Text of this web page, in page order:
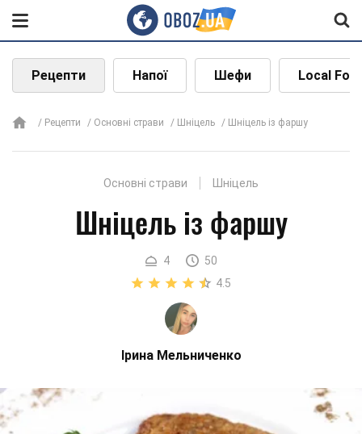
Рецепти Напої Шефи Local
Рецепти Основні страви Шніцель Шніцель із фаршу
Основні страви Шніцель
Шніцель із фаршу
4
50
4.5
Ірина Мельниченко